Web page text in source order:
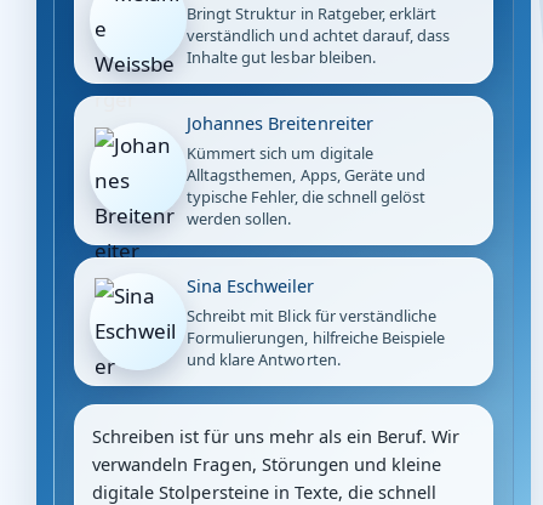
Bringt Struktur in Ratgeber, erklärt
verständlich und achtet darauf, dass
Inhalte gut lesbar bleiben.
Johannes Breitenreiter
Kümmert sich um digitale
Alltagsthemen, Apps, Geräte und
typische Fehler, die schnell gelöst
werden sollen.
Sina Eschweiler
Schreibt mit Blick für verständliche
Formulierungen, hilfreiche Beispiele
und klare Antworten.
Schreiben ist für uns mehr als ein Beruf. Wir
verwandeln Fragen, Störungen und kleine
digitale Stolpersteine in Texte, die schnell